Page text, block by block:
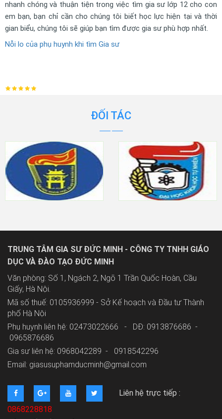
nhanh chóng và thuận tiện trong việc tìm gia sư lớp 12 cho con
em bạn, bạn chỉ cần cho chúng tôi biết học lực hiện tại và thời
gian biểu, chúng tôi sẽ giúp bạn tìm được gia sư phù hợp nhất.
Nỗi lo của phụ huynh khi tìm Gia sư
ĐỐI TÁC
TRUNG TÂM GIA SƯ ĐỨC MINH - CÔNG TY TNHH GIÁO
DỤC VÀ ĐÀO TẠO ĐỨC MINH
Văn phòng: Số 1, Ngách 2, Ngõ 1 Trần Quốc Hoàn, Cầu
Giấy, Hà Nội.
Mã số thuế: 0105936999 - Sở Kế hoạch và Đầu tư Thành
phố Hà Nội
Phụ huynh liên hệ: 02473022666 - DĐ: 0913876686 -
0965876686
Gia sư liên hệ: 0968042289 - 0918542296
Email: giasusuphamducminh@gmail.com
Liên hệ trực tiếp :
0868228818